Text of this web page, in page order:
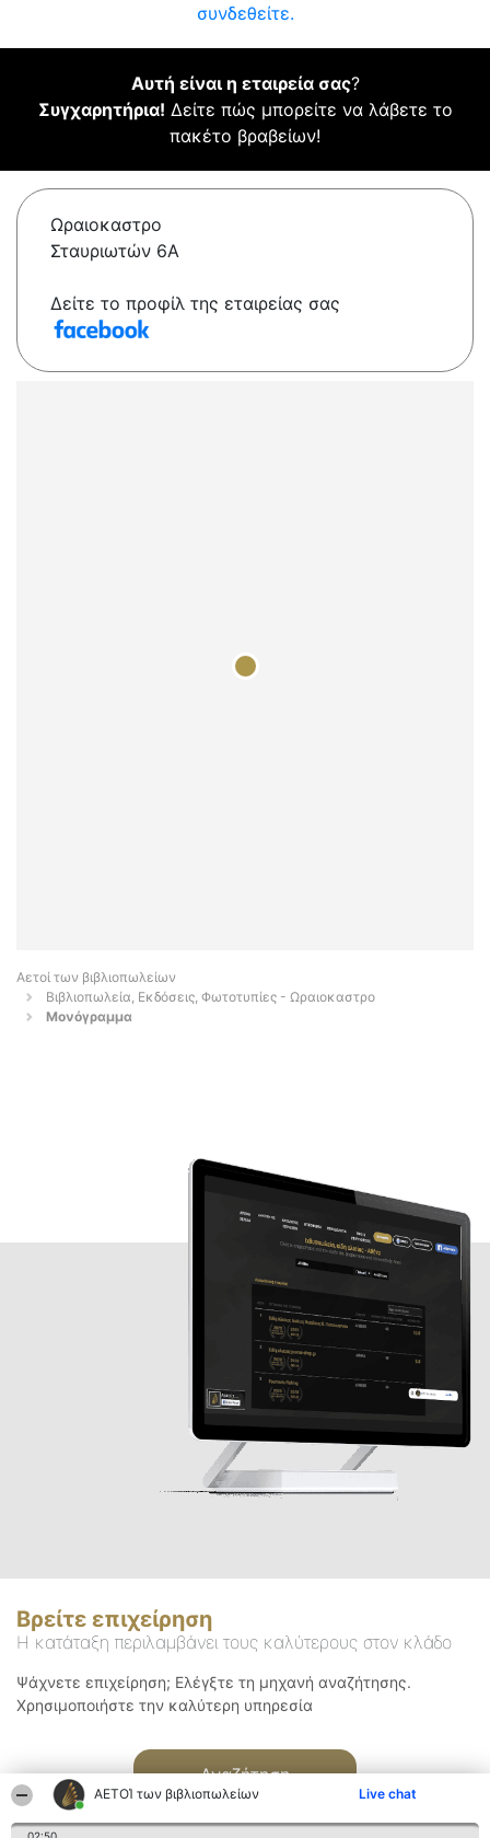
ΑΕΤΟΊ των βιβλιοπωλείων Live chat
συνδεθείτε.
Αυτή είναι η εταιρεία σας?
Συγχαρητήρια! Δείτε πώς μπορείτε να λάβετε το
πακέτο βραβείων!
Ωραιοκαστρο
Σταυριωτών 6Α
Δείτε το προφίλ της εταιρείας σας
Αετοί των βιβλιοπωλείων
Βιβλιοπωλεία, Εκδόσεις, Φωτοτυπίες - Ωραιοκαστρο
Μονόγραμμα
Βρείτε επιχείρηση
Η κατάταξη περιλαμβάνει τους καλύτερους στον κλάδο
Ψάχνετε επιχείρηση; Ελέγξτε τη μηχανή αναζήτησης.
Χρησιμοποιήστε την καλύτερη υπηρεσία
Αναζήτηση